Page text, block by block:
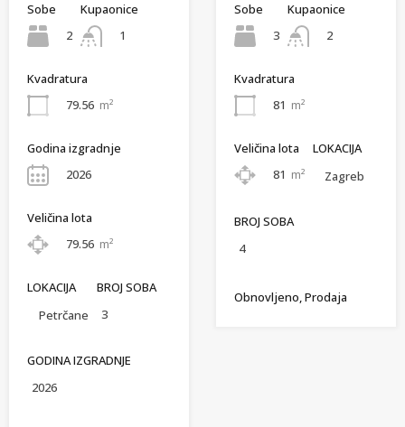
Sobe
2
Kupaonice
1
Kvadratura
79.56 m²
Godina izgradnje
2026
Veličina lota
79.56 m²
LOKACIJA
Petrčane
BROJ SOBA
3
GODINA IZGRADNJE
2026
Sobe
3
Kupaonice
2
Kvadratura
81 m²
Veličina lota
81 m²
LOKACIJA
Zagreb
BROJ SOBA
4
Obnovljeno, Prodaja